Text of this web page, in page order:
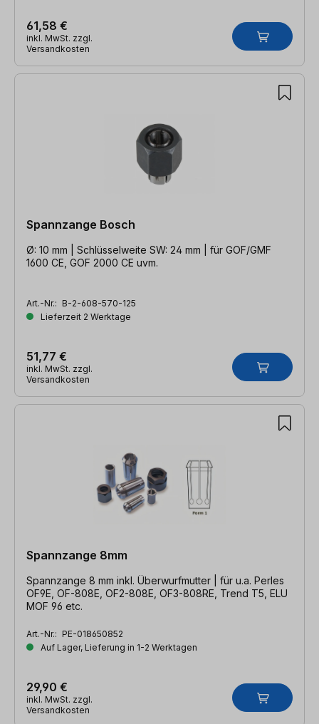
61,58 €
inkl. MwSt. zzgl.
Versandkosten
Spannzange Bosch
Ø: 10 mm | Schlüsselweite SW: 24 mm | für GOF/GMF
1600 CE, GOF 2000 CE uvm.
Art.-Nr.: B-2-608-570-125
Lieferzeit 2 Werktage
51,77 €
inkl. MwSt. zzgl.
Versandkosten
Spannzange 8mm
Spannzange 8 mm inkl. Überwurfmutter | für u.a. Perles
OF9E, OF-808E, OF2-808E, OF3-808RE, Trend T5, ELU
MOF 96 etc.
Art.-Nr.: PE-018650852
Auf Lager, Lieferung in 1-2 Werktagen
29,90 €
inkl. MwSt. zzgl.
Versandkosten